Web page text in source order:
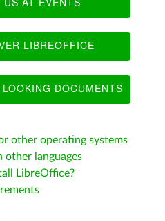
LIBREOFFICE
DOCUMENTS
other operating systems
other languages
LibreOffice?